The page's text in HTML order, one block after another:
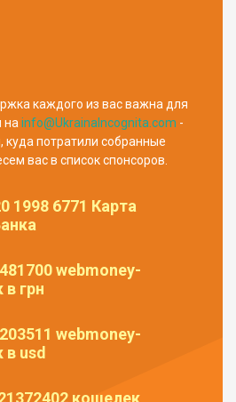
каждого из вас важна для
наinfo@UkrainaIncognita.com -
потратили собранные
вас в список спонсоров.
1998 6771 Карта
webmoney-
грн
webmoney-
usd